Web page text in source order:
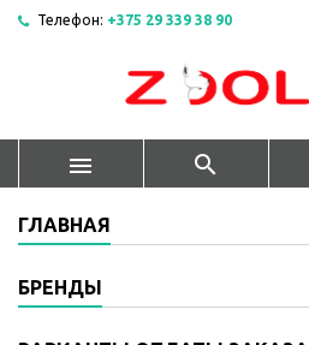
Телефон: +375 29 339 38 90
 
ГЛАВНАЯ
БРЕНДЫ